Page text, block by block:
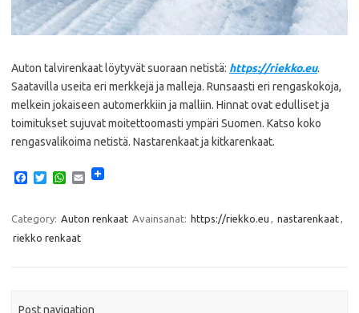
Auton talvirenkaat löytyvät suoraan netistä: https://riekko.eu.
Saatavilla useita eri merkkejä ja malleja. Runsaasti eri rengaskokoja,
melkein jokaiseen automerkkiin ja malliin. Hinnat ovat edulliset ja
toimitukset sujuvat moitettoomasti ympäri Suomen. Katso koko
rengasvalikoima netistä. Nastarenkaat ja kitkarenkaat.
e
b
o
T
t
t
e
W
t
A
E
i
Category: Auton renkaat Avainsanat: https://riekko.eu , nastarenkaat,
riekko renkaat
Post navigation